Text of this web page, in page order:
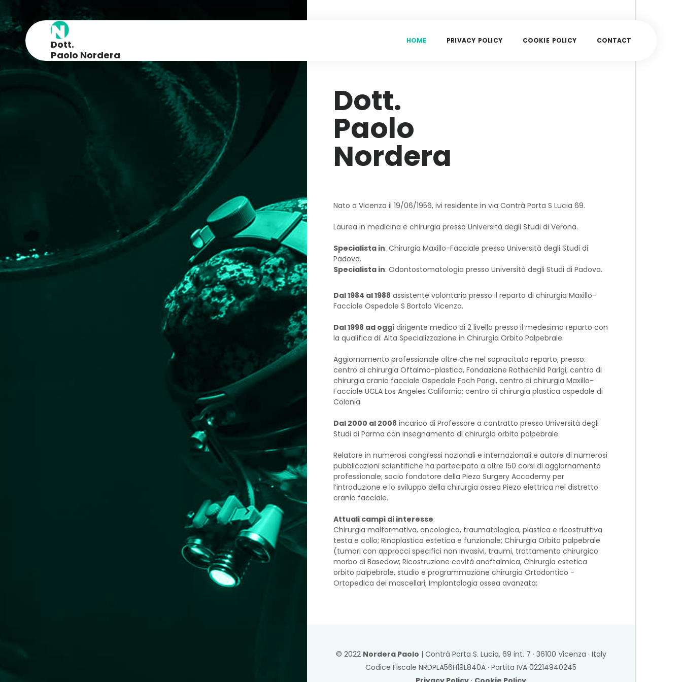
Dott.
Paolo Nordera
HOME PRIVACY POLICY COOKIE POLICY CONTACT
Dott.
Paolo
Nordera
Nato a Vicenza il 19/06/1956, ivi residente in via Contrà Porta S Lucia 69.
Laurea in medicina e chirurgia presso Università degli Studi di Verona.
Specialista in: Chirurgia Maxillo-Facciale presso Università degli Studi di
Padova.
Specialista in: Odontostomatologia presso Università degli Studi di Padova.
Dal 1984 al 1988 assistente volontario presso il reparto di chirurgia Maxillo-
Facciale Ospedale S Bortolo Vicenza.
Dal 1998 ad oggidirigente medico di 2 livello presso il medesimo reparto con
la qualifica di: Alta Specializzazione in Chirurgia Orbito Palpebrale.
Aggiornamento professionale oltre che nel sopracitato reparto, presso:
centro di chirurgia Oftalmo-plastica, Fondazione Rothschild Parigi; centro di
chirurgia cranio facciale Ospedale Foch Parigi, centro di chirurgia Maxillo-
Facciale UCLA Los Angeles California; centro di chirurgia plastica ospedale di
Colonia.
Dal 2000 al 2008 incarico di Professore a contratto presso Università degli
Studi di Parma con insegnamento di chirurgia orbito palpebrale.
Relatore in numerosi congressi nazionali e internazionali e autore di numerosi
pubblicazioni scientifiche ha partecipato a oltre 150 corsi di aggiornamento
professionale; socio fondatore della Piezo Surgery Accademy per
l’introduzione e lo sviluppo della chirurgia ossea Piezo elettrica nel distretto
cranio facciale.
Attuali campi di interesse:
Chirurgia malformativa, oncologica, traumatologica, plastica e ricostruttiva
testa e collo; Rinoplastica estetica e funzionale; Chirurgia Orbito palpebrale
(tumori con approcci specifici non invasivi, traumi, trattamento chirurgico
morbo di Basedow; Ricostruzione cavità anoftalmica, Chirurgia estetica
orbito palpebrale, studio e programmazione chirurgia Ortodontico -
Ortopedica dei mascellari, Implantologia ossea avanzata;
© 2022 Nordera Paolo | Contrà Porta S. Lucia, 69 int. 7 · 36100 Vicenza · Italy
Codice Fiscale NRDPLA56H19L840A · Partita IVA 02214940245